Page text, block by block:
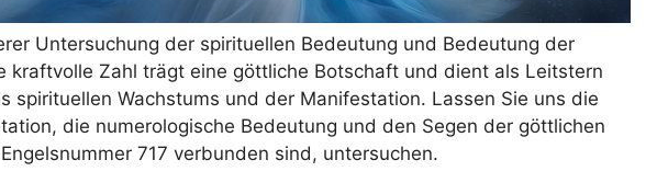
Untersuchung der spirituellen Bedeutung und Bedeutung der
kraftvolle Zahl trägt eine göttliche Botschaft und dient als Leitstern
spirituellen Wachstums und der Manifestation. Lassen Sie uns die
die numerologische Bedeutung und den Segen der göttlichen
717 verbunden sind, untersuchen.